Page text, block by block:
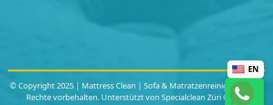
© Copyright 2025 | Mattress Clean | Sofa & Matratzenreinigung | Alle
Rechte vorbehalten. Unterstützt von Specialclean Züri GmbH
EN